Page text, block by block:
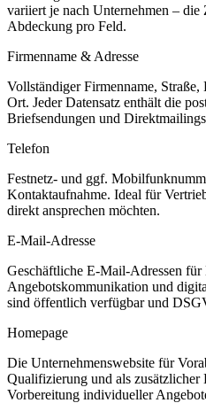
variiert je nach Unternehmen – die
Abdeckung pro Feld.
Firmenname & Adresse
Vollständiger Firmenname, Straße,
Ort. Jeder Datensatz enthält die
Briefsendungen und
Telefon
Festnetz- und ggf.
Kontaktaufnahme. Ideal für
direkt ansprechen möchten.
E-Mail-Adresse
Geschäftliche E-Mail-Adressen für
Angebotskommunikation und
sind öffentlich verfügbar und
Homepage
Die Unternehmenswebsite für
Qualifizierung und als
Vorbereitung individueller